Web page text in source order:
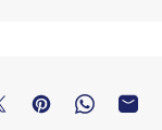
su Facebook
su Twitter
Aggiungi un